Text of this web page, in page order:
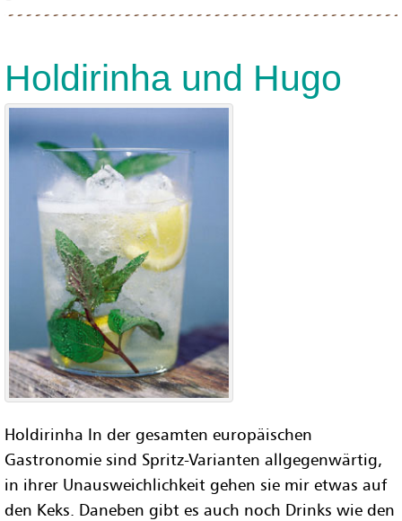
Holdirinha und Hugo
Holdirinha In der gesamten europäischen
Gastronomie sind Spritz-Varianten allgegenwärtig,
in ihrer Unausweichlichkeit gehen sie mir etwas auf
den Keks. Daneben gibt es auch noch Drinks wie den